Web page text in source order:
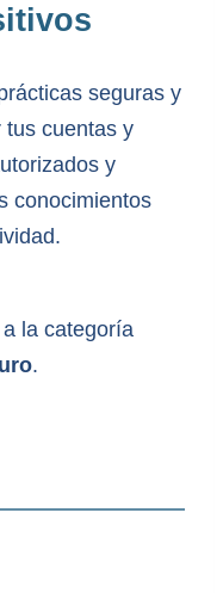
seguras y
tus cuentas y
y
conocimientos
la categoría
.